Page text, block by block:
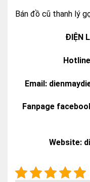
Bán đồ cũ thanh lý
ĐIỆN
Email:
Fanpage
Website: